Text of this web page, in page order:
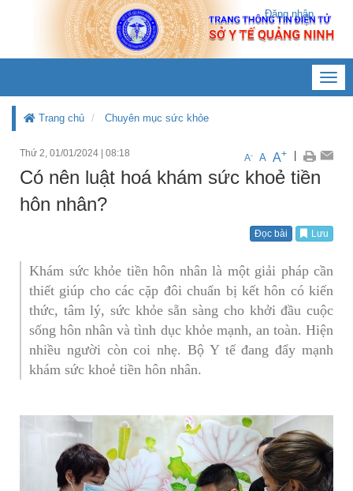
Đăng nhập
Trang chủ Chuyên mục sức khỏe
Thứ 2, 01/01/2024 08:18 A- A A+
Có nên luật hoá khám sức khoẻ tiền
hôn nhân?
Đọc bài Lưu
Khám sức khỏe tiền hôn nhân là một giải pháp cần
thiết giúp cho các cặp đôi chuẩn bị kết hôn có kiến
thức, tâm lý, sức khỏe sẵn sàng cho khởi đầu cuộc
sống hôn nhân và tình dục khỏe mạnh, an toàn. Hiện
nhiều người còn coi nhẹ. Bộ Y tế đang đẩy mạnh
khám sức khoẻ tiền hôn nhân.